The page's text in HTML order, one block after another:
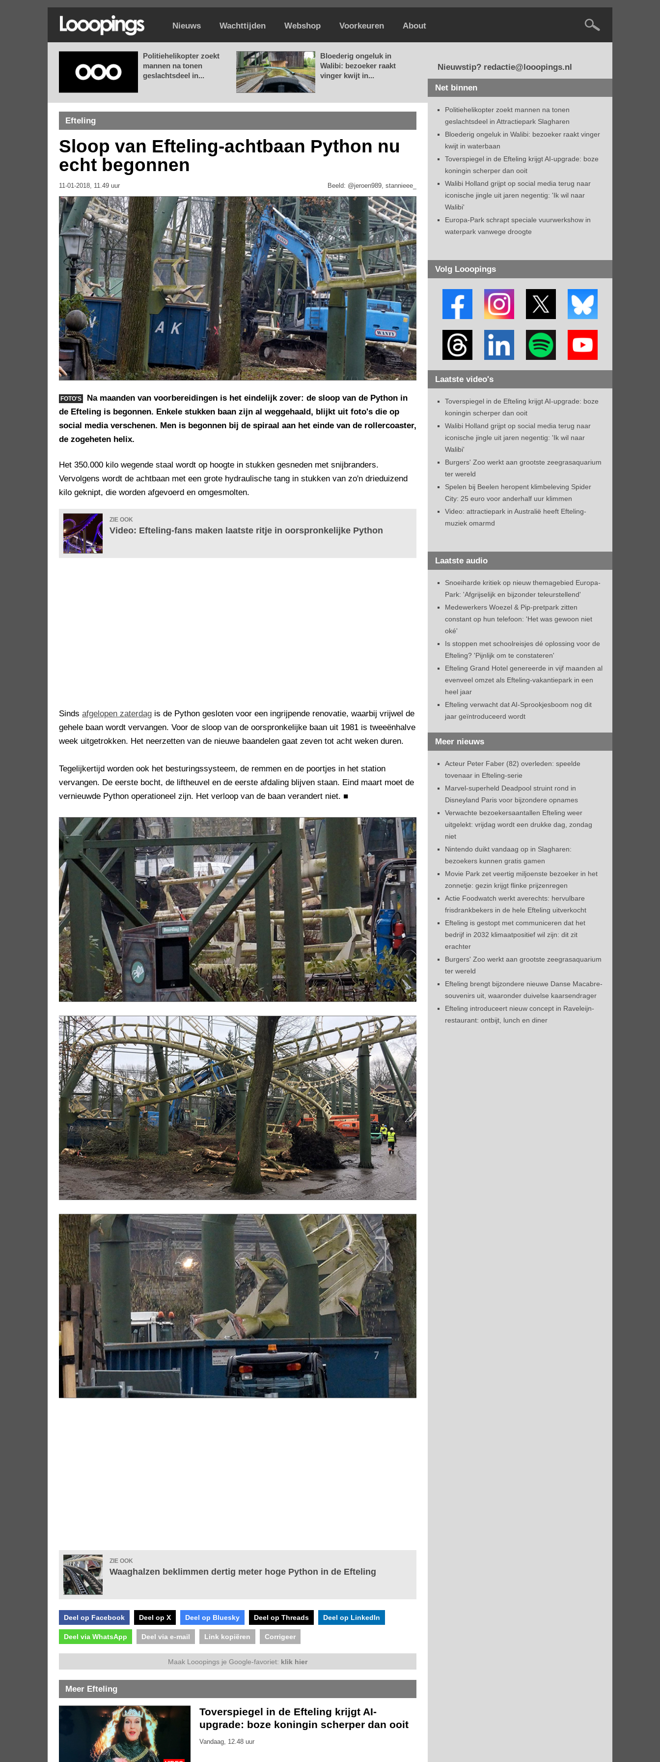
Nieuws Wachttijden Webshop Voorkeuren About
Politiehelikopter zoekt
mannen na tonen
geslachtsdeel in...
Bloederig ongeluk in
Walibi: bezoeker raakt
vinger kwijt in...
Efteling
Sloop van Efteling-achtbaan Python nu
echt begonnen
11-01-2018, 11.49 uur Beeld: @jeroen989, stannieee_
FOTO'S
Na maanden van voorbereidingen is het eindelijk zover: de sloop van de Python in
de Efteling is begonnen. Enkele stukken baan zijn al weggehaald, blijkt uit foto's die op
social media verschenen. Men is begonnen bij de spiraal aan het einde van de rollercoaster,
de zogeheten helix.
Het 350.000 kilo wegende staal wordt op hoogte in stukken gesneden met snijbranders.
Vervolgens wordt de achtbaan met een grote hydraulische tang in stukken van zo'n drieduizend
kilo geknipt, die worden afgevoerd en omgesmolten.
ZIE OOK
Video: Efteling-fans maken laatste ritje in oorspronkelijke Python
Sinds afgelopen zaterdag is de Python gesloten voor een ingrijpende renovatie, waarbij vrijwel de
gehele baan wordt vervangen. Voor de sloop van de oorspronkelijke baan uit 1981 is tweeënhalve
week uitgetrokken. Het neerzetten van de nieuwe baandelen gaat zeven tot acht weken duren.
Tegelijkertijd worden ook het besturingssysteem, de remmen en de poortjes in het station
vervangen. De eerste bocht, de liftheuvel en de eerste afdaling blijven staan. Eind maart moet de
vernieuwde Python operationeel zijn. Het verloop van de baan verandert niet. ■
ZIE OOK
Waaghalzen beklimmen dertig meter hoge Python in de Efteling
Deel op Facebook Deel op X Deel op Bluesky Deel op Threads Deel op LinkedIn
Deel via WhatsApp Deel via e-mail Link kopiëren Corrigeer
Maak Looopings je Google-favoriet: klik hier
Meer Efteling
Toverspiegel in de Efteling krijgt AI-
upgrade: boze koningin scherper dan ooit
Vandaag, 12.48 uur
Nieuwstip? redactie@looopings.nl
Net binnen
Politiehelikopter zoekt mannen na tonen
geslachtsdeel in Attractiepark Slagharen
Bloederig ongeluk in Walibi: bezoeker raakt vinger
kwijt in waterbaan
Toverspiegel in de Efteling krijgt AI-upgrade: boze
koningin scherper dan ooit
Walibi Holland grijpt op social media terug naar
iconische jingle uit jaren negentig: 'Ik wil naar
Walibi'
Europa-Park schrapt speciale vuurwerkshow in
waterpark vanwege droogte
Volg Looopings
Laatste video's
Toverspiegel in de Efteling krijgt AI-upgrade: boze
koningin scherper dan ooit
Walibi Holland grijpt op social media terug naar
iconische jingle uit jaren negentig: 'Ik wil naar
Walibi'
Burgers' Zoo werkt aan grootste zeegrasaquarium
ter wereld
Spelen bij Beelen heropent klimbeleving Spider
City: 25 euro voor anderhalf uur klimmen
Video: attractiepark in Australië heeft Efteling-
muziek omarmd
Laatste audio
Snoeiharde kritiek op nieuw themagebied Europa-
Park: 'Afgrijselijk en bijzonder teleurstellend'
Medewerkers Woezel & Pip-pretpark zitten
constant op hun telefoon: 'Het was gewoon niet
oké'
Is stoppen met schoolreisjes dé oplossing voor de
Efteling? 'Pijnlijk om te constateren'
Efteling Grand Hotel genereerde in vijf maanden al
evenveel omzet als Efteling-vakantiepark in een
heel jaar
Efteling verwacht dat AI-Sprookjesboom nog dit
jaar geïntroduceerd wordt
Meer nieuws
Acteur Peter Faber (82) overleden: speelde
tovenaar in Efteling-serie
Marvel-superheld Deadpool struint rond in
Disneyland Paris voor bijzondere opnames
Verwachte bezoekersaantallen Efteling weer
uitgelekt: vrijdag wordt een drukke dag, zondag
niet
Nintendo duikt vandaag op in Slagharen:
bezoekers kunnen gratis gamen
Movie Park zet veertig miljoenste bezoeker in het
zonnetje: gezin krijgt flinke prijzenregen
Actie Foodwatch werkt averechts: hervulbare
frisdrankbekers in de hele Efteling uitverkocht
Efteling is gestopt met communiceren dat het
bedrijf in 2032 klimaatpositief wil zijn: dit zit
erachter
Burgers' Zoo werkt aan grootste zeegrasaquarium
ter wereld
Efteling brengt bijzondere nieuwe Danse Macabre-
souvenirs uit, waaronder duivelse kaarsendrager
Efteling introduceert nieuw concept in Raveleijn-
restaurant: ontbijt, lunch en diner